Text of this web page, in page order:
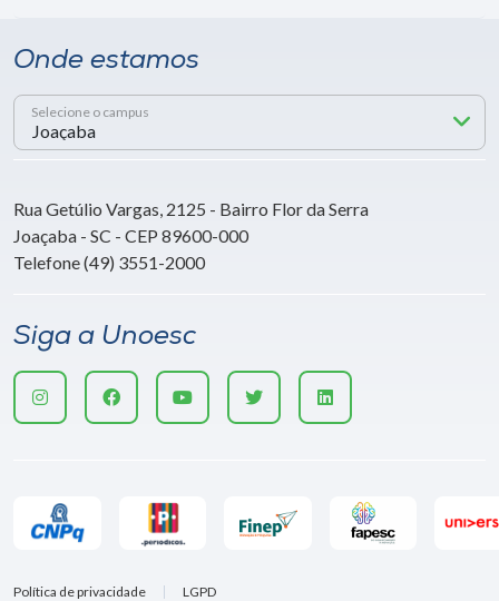
Onde estamos
Selecione o campus
Rua Getúlio Vargas, 2125 - Bairro Flor da Serra
Joaçaba - SC - CEP 89600-000
Telefone (49) 3551-2000
Siga a Unoesc
Política de privacidade LGPD